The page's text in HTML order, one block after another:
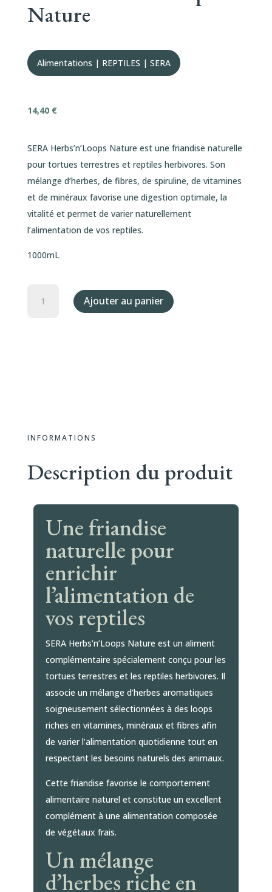
Nature
Alimentations | REPTILES | SERA
14,40 €
SERA Herbs’n’Loops Nature est une friandise naturelle
pour tortues terrestres et reptiles herbivores. Son
mélange d’herbes, de fibres, de spiruline, de vitamines
et de minéraux favorise une digestion optimale, la
vitalité et permet de varier naturellement
l’alimentation de vos reptiles.
1000mL
Ajouter au panier
INFORMATIONS
Description du produit
Une friandise
naturelle pour
enrichir
l’alimentation de
vos reptiles
SERA Herbs’n’Loops Nature est un aliment
complémentaire spécialement conçu pour les
tortues terrestres et les reptiles herbivores. Il
associe un mélange d’herbes aromatiques
soigneusement sélectionnées à des loops
riches en vitamines, minéraux et fibres afin
de varier l’alimentation quotidienne tout en
respectant les besoins naturels des animaux.
Cette friandise favorise le comportement
alimentaire naturel et constitue un excellent
complément à une alimentation composée
de végétaux frais.
Un mélange
d’herbes riche en